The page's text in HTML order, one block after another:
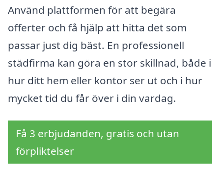
Använd plattformen för att begära
offerter och få hjälp att hitta det som
passar just dig bäst. En professionell
städfirma kan göra en stor skillnad, både i
hur ditt hem eller kontor ser ut och i hur
mycket tid du får över i din vardag.
Få 3 erbjudanden, gratis och utan
förpliktelser